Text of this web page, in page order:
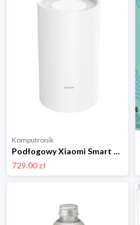
Komputronik
Podłogowy Xiaomi Smart Dehumidifier Lite biały
729.00 zł